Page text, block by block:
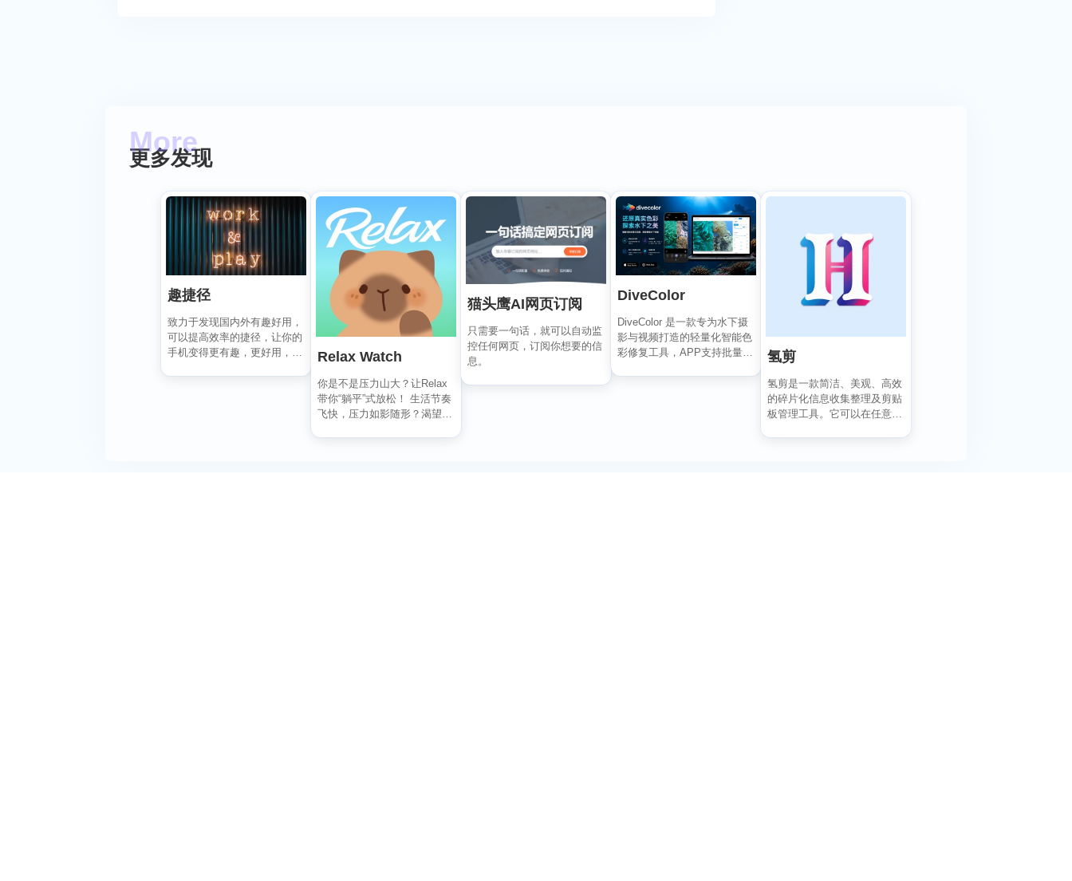
更多发现
趣捷径
致力于发现国内外有趣好用，
可以提高效率的捷径，让你的
手机变得更有趣，更好用，
Relax Watch
你是不是压力山大？让Relax
带你“躺平”式放松！ 生活节奏
飞快，压力如影随形？渴望片
猫头鹰AI网页订阅
只需要一句话，就可以自动监
控任何网页，订阅你想要的信
息。
DiveColor
DiveColor 是一款专为水下摄
影与视频打造的轻量化智能色
彩修复工具，APP支持批量编
氢剪
氢剪是一款简洁、美观、高效
的碎片化信息收集整理及剪贴
板管理工具。它可以在任意位